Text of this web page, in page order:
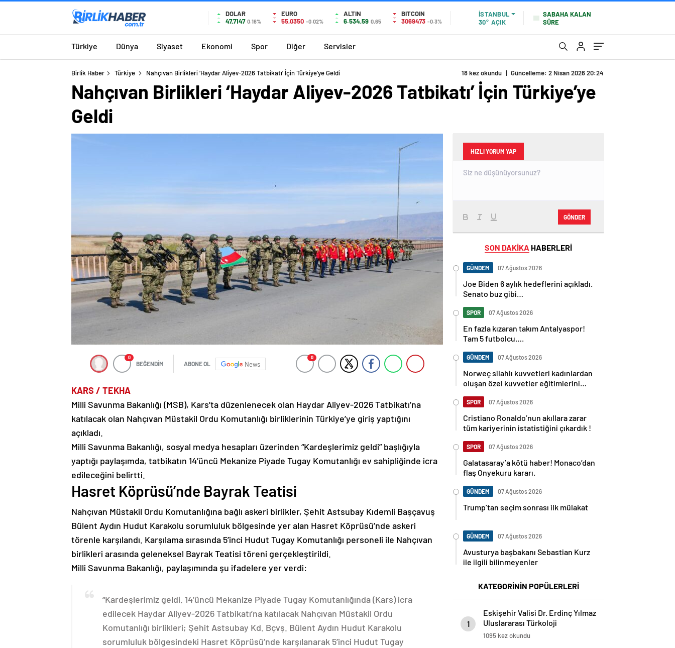
DOLAR
47,7147 0.16%
EURO
55,0350 -0.02%
ALTIN
6.534,59 0,65
BITCOIN
3069473 -0.3%
İSTANBUL
30° AÇIK
SABAHA KALAN
SÜRE
Türkiye Dünya Siyaset Ekonomi Spor Diğer Servisler
Birlik Haber Türkiye Nahçıvan Birlikleri ‘Haydar Aliyev-2026 Tatbikatı’ İçin Türkiye’ye Geldi 18 kez okundu | Güncelleme: 2 Nisan 2026 20:24
Nahçıvan Birlikleri ‘Haydar Aliyev-2026 Tatbikatı’ İçin Türkiye’ye
Geldi
0
BEĞENDİM ABONE OL News
0
KARS / TEKHA
Milli Savunma Bakanlığı (MSB), Kars’ta düzenlenecek olan Haydar Aliyev-2026 Tatbikatı’na
katılacak olan Nahçıvan Müstakil Ordu Komutanlığı birliklerinin Türkiye’ye giriş yaptığını
açıkladı.
Milli Savunma Bakanlığı, sosyal medya hesapları üzerinden “Kardeşlerimiz geldi” başlığıyla
yaptığı paylaşımda, tatbikatın 14’üncü Mekanize Piyade Tugay Komutanlığı ev sahipliğinde icra
edileceğini belirtti.
Hasret Köprüsü’nde Bayrak Teatisi
Nahçıvan Müstakil Ordu Komutanlığına bağlı askeri birlikler, Şehit Astsubay Kıdemli Başçavuş
Bülent Aydın Hudut Karakolu sorumluluk bölgesinde yer alan Hasret Köprüsü’nde askeri
törenle karşılandı. Karşılama sırasında 5’inci Hudut Tugay Komutanlığı personeli ile Nahçıvan
birlikleri arasında geleneksel Bayrak Teatisi töreni gerçekleştirildi.
Milli Savunma Bakanlığı, paylaşımında şu ifadelere yer verdi:
“Kardeşlerimiz geldi. 14’üncü Mekanize Piyade Tugay Komutanlığında (Kars) icra
edilecek Haydar Aliyev-2026 Tatbikatı’na katılacak Nahçıvan Müstakil Ordu
Komutanlığı birlikleri; Şehit Astsubay Kd. Bçvş. Bülent Aydın Hudut Karakolu
sorumluluk bölgesindeki Hasret Köprüsü’nde karşılanarak 5’inci Hudut Tugay
HIZLI YORUM YAP
GÖNDER
SON DAKİKA HABERLERİ
GÜNDEM 07 Ağustos 2026
Joe Biden 6 aylık hedeflerini açıkladı.
Senato buz gibi…
SPOR 07 Ağustos 2026
En fazla kızaran takım Antalyaspor!
Tam 5 futbolcu….
GÜNDEM 07 Ağustos 2026
Norweç silahlı kuvvetleri kadınlardan
oluşan özel kuvvetler eğitimlerini
SPOR 07 Ağustos 2026
Cristiano Ronaldo’nun akıllara zarar
tüm kariyerinin istatistiğini çıkardık !
SPOR 07 Ağustos 2026
Galatasaray’a kötü haber! Monaco’dan
flaş Onyekuru kararı.
GÜNDEM 07 Ağustos 2026
Trump’tan seçim sonrası ilk mülakat
GÜNDEM 07 Ağustos 2026
Avusturya başbakanı Sebastian Kurz
ile ilgili bilinmeyenler
KATEGORİNİN POPÜLERLERİ
1
Eskişehir Valisi Dr. Erdinç Yılmaz
Uluslararası Türkoloji
Öğrencileriyle Bir Araya Geldi
1095 kez okundu